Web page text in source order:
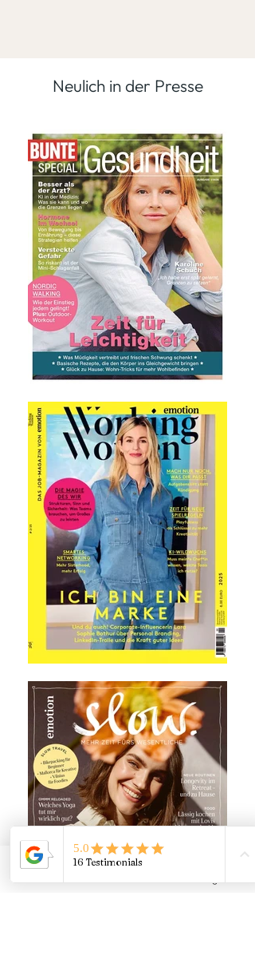
Neulich in der Presse